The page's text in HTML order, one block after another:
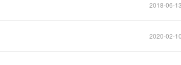
2018-06-13
2020-02-10